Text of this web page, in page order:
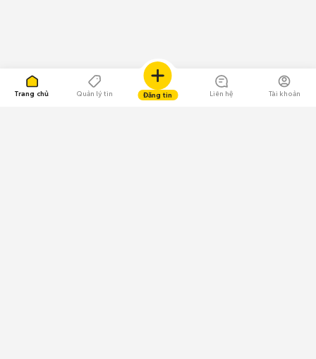
Trang chủ Quản lý tin Đăng tin Liên hệ Tài khoản